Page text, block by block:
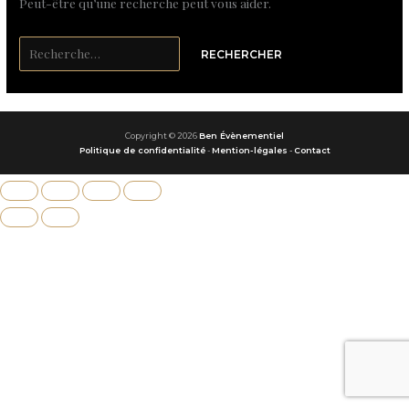
Copyright © 2026Ben Évènementiel
Politique de confidentialité-Mention-légales - Contact